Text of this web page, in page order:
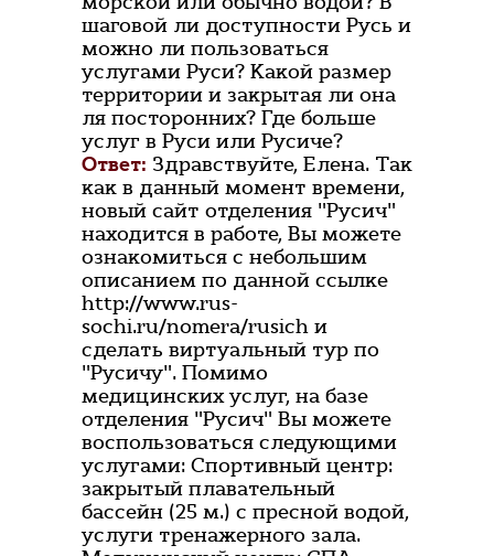
шаговой ли доступности Русь и
можно ли пользоваться
услугами Руси? Какой размер
территории и закрытая ли она
ля посторонних? Где больше
услуг в Руси или Русиче?
Ответ: Здравствуйте, Елена. Так
как в данный момент времени,
новый сайт отделения "Русич"
находится в работе, Вы можете
ознакомиться с небольшим
описанием по данной ссылке
http://www.rus-
sochi.ru/nomera/rusich и
сделать виртуальный тур по
"Русичу". Помимо
медицинских услуг, на базе
отделения "Русич" Вы можете
воспользоваться следующими
услугами: Спортивный центр:
закрытый плавательный
бассейн (25 м.) с пресной водой,
услуги тренажерного зала.